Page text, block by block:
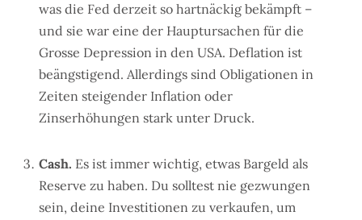
was die Fed derzeit so hartnäckig bekämpft –
und sie war eine der Hauptursachen für die
Grosse Depression in den USA. Deflation ist
beängstigend. Allerdings sind Obligationen in
Zeiten steigender Inflation oder
Zinserhöhungen stark unter Druck.
Cash. Es ist immer wichtig, etwas Bargeld als
Reserve zu haben. Du solltest nie gezwungen
sein, deine Investitionen zu verkaufen, um